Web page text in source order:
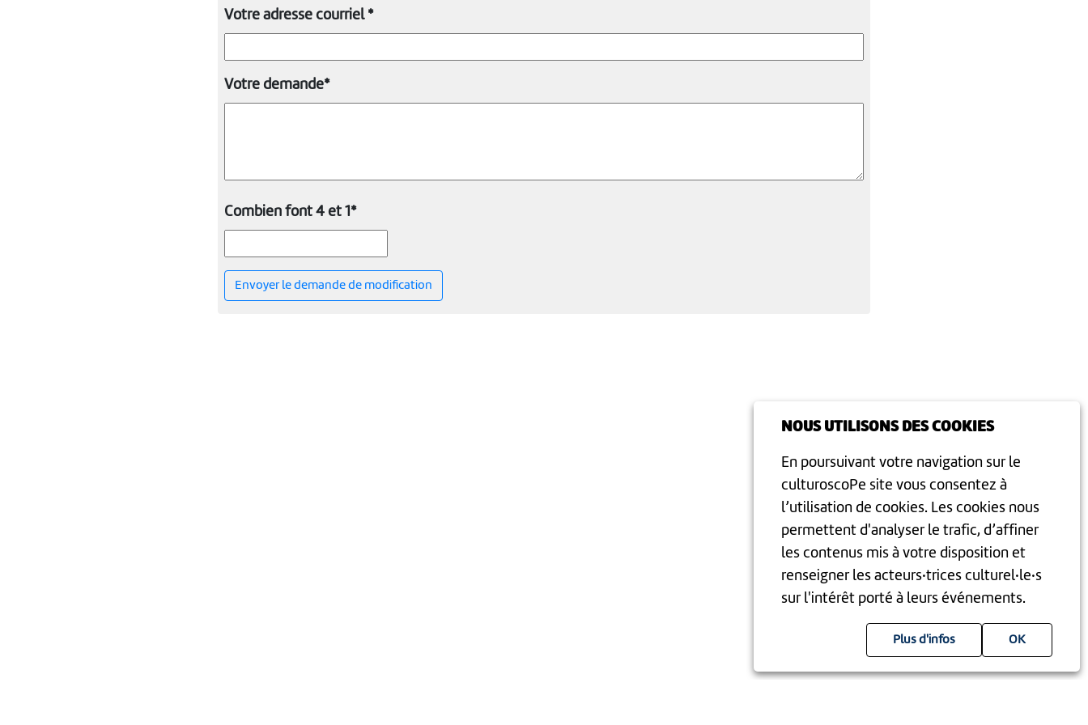
NOUS UTILISONS DES COOKIES
En poursuivant votre navigation sur le
culturoscoPe site vous consentez à
l’utilisation de cookies. Les cookies nous
permettent d'analyser le trafic, d’affiner
les contenus mis à votre disposition et
renseigner les acteurs·trices culturel·le·s
sur l'intérêt porté à leurs événements.
Plus d'infos
Votre adresse courriel *
Votre demande*
Combien font 4 et 1*
Envoyer le demande de modification